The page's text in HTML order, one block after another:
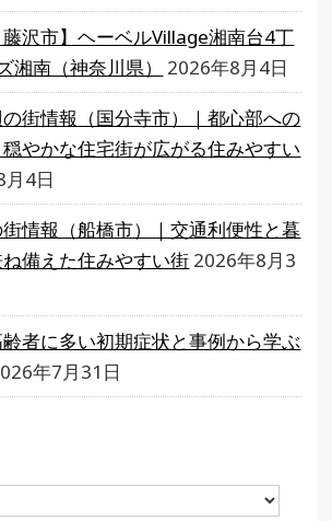
藤沢市】ヘーベルVillage湘南台4丁
南（神奈川県）
2026年8月4日
街情報（国分寺市）｜都心部への
やかな住宅街が広がる住みやすい
4日
情報（船橋市）｜交通利便性と暮
備えた住みやすい街 2026年8月3
者に多い初期症状と事例から学ぶ
年7月31日